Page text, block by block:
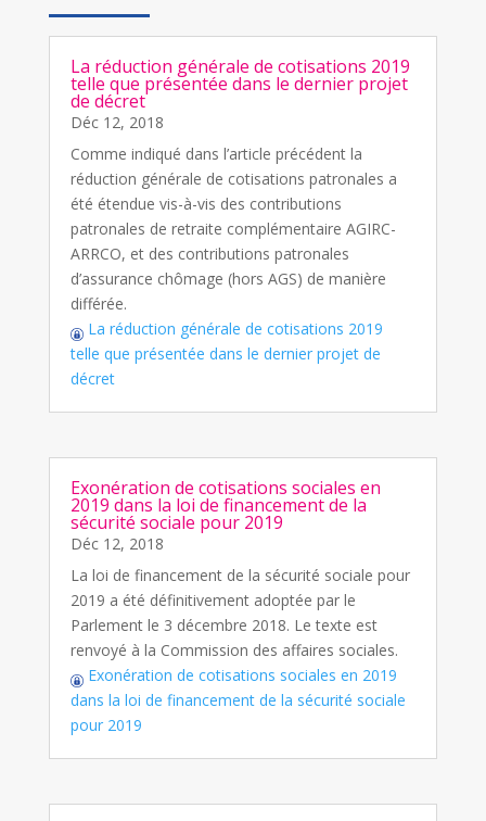
La réduction générale de cotisations 2019
telle que présentée dans le dernier projet
de décret
Déc 12, 2018
Comme indiqué dans l’article précédent la
réduction générale de cotisations patronales a
été étendue vis-à-vis des contributions
patronales de retraite complémentaire AGIRC-
ARRCO, et des contributions patronales
d’assurance chômage (hors AGS) de manière
différée.
La réduction générale de cotisations 2019
telle que présentée dans le dernier projet de
décret
Exonération de cotisations sociales en
2019 dans la loi de financement de la
sécurité sociale pour 2019
Déc 12, 2018
La loi de financement de la sécurité sociale pour
2019 a été définitivement adoptée par le
Parlement le 3 décembre 2018. Le texte est
renvoyé à la Commission des affaires sociales.
Exonération de cotisations sociales en 2019
dans la loi de financement de la sécurité sociale
pour 2019